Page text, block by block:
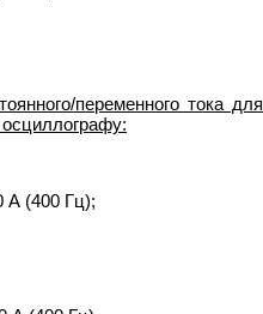
переменного тока для
А (400 Гц);